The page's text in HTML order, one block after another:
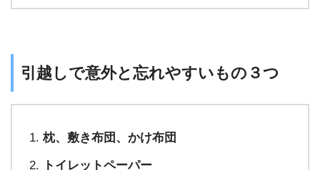
引越しで意外と忘れやすいもの３つ
枕、敷き布団、かけ布団
トイレットペーパー